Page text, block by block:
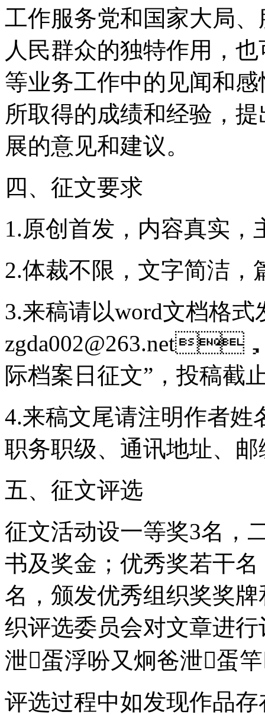
工作服务党和国家大局
人民群众的独特作用，也可
等业务工作中的见闻和感
所取得的成绩和经验，
展的意见和建议。
四、征文要求
1.原创首发，内容真实，主
2.体裁不限，文字简洁
3.来稿请以word文档格
zgda002@263.net，
际档案日征文”，投稿截
4.来稿文尾请注明作者姓名、
职务职级、通讯地址、邮编
五、征文评选
征文活动设一等奖3名，二
书及奖金；优秀奖若干名
名，颁发优秀组织奖奖牌
织评选委员会对文章进行评审
泄蛋浮吩又炯爸泄蛋
评选过程中如发现作品存在